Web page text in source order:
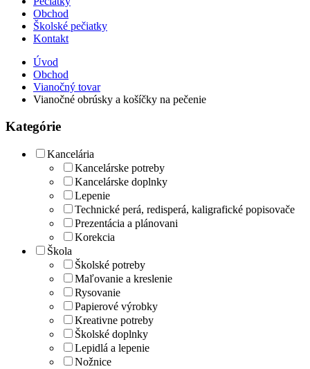
Obchod
Školské pečiatky
Kontakt
Úvod
Obchod
Vianočný tovar
Vianočné obrúsky a košíčky na pečenie
Kategórie
Kancelária
Kancelárske potreby
Kancelárske doplnky
Lepenie
Technické perá, redisperá, kaligrafické popisovače
Prezentácia a plánovani
Korekcia
Škola
Školské potreby
Maľovanie a kreslenie
Rysovanie
Papierové výrobky
Kreativne potreby
Školské doplnky
Lepidlá a lepenie
Nožnice